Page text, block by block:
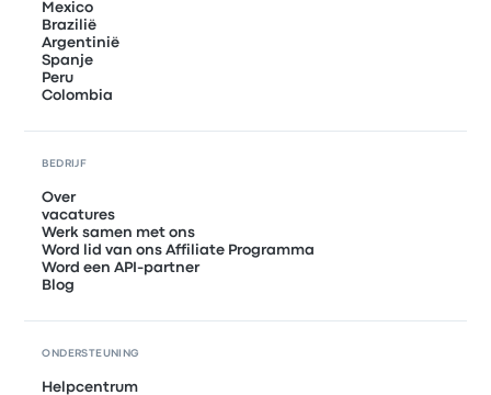
Mexico
Brazilië
Argentinië
Spanje
Peru
Colombia
BEDRIJF
Over
vacatures
Werk samen met ons
Word lid van ons Affiliate Programma
Word een API-partner
Blog
ONDERSTEUNING
Helpcentrum